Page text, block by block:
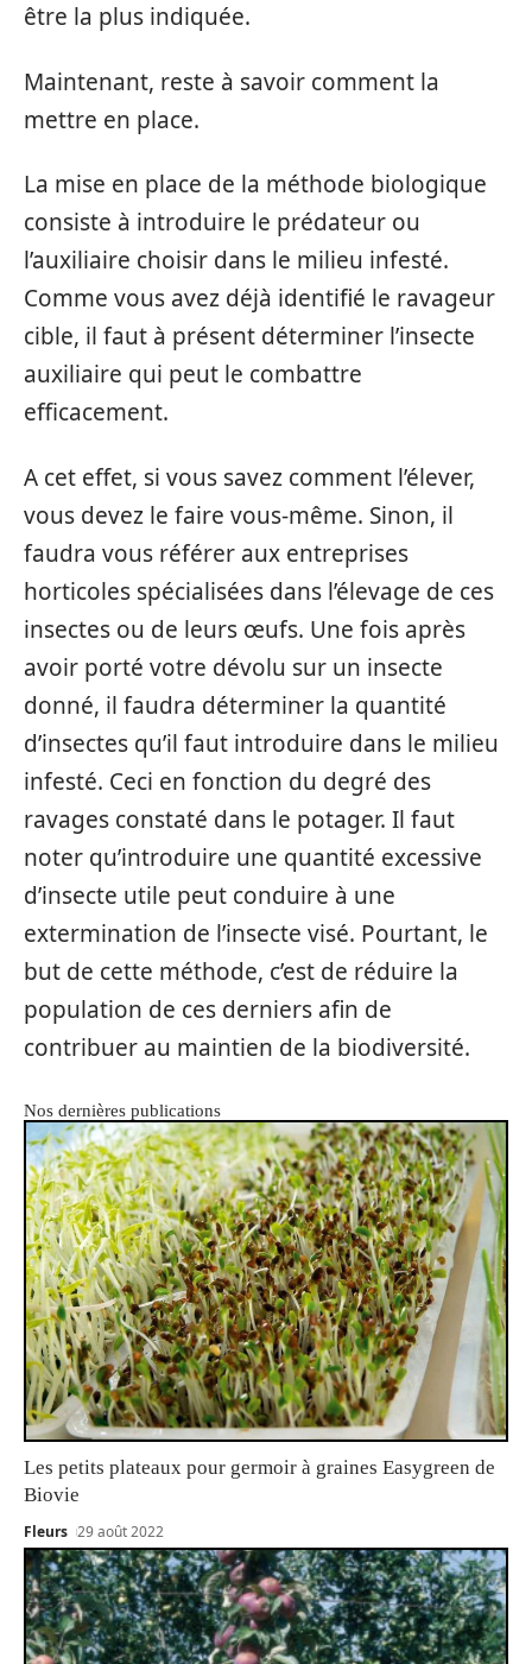
être la plus indiquée.
Maintenant, reste à savoir comment la
mettre en place.
La mise en place de la méthode biologique
consiste à introduire le prédateur ou
l’auxiliaire choisir dans le milieu infesté.
Comme vous avez déjà identifié le ravageur
cible, il faut à présent déterminer l’insecte
auxiliaire qui peut le combattre
efficacement.
A cet effet, si vous savez comment l’élever,
vous devez le faire vous-même. Sinon, il
faudra vous référer aux entreprises
horticoles spécialisées dans l’élevage de ces
insectes ou de leurs œufs. Une fois après
avoir porté votre dévolu sur un insecte
donné, il faudra déterminer la quantité
d’insectes qu’il faut introduire dans le milieu
infesté. Ceci en fonction du degré des
ravages constaté dans le potager. Il faut
noter qu’introduire une quantité excessive
d’insecte utile peut conduire à une
extermination de l’insecte visé. Pourtant, le
but de cette méthode, c’est de réduire la
population de ces derniers afin de
contribuer au maintien de la biodiversité.
Nos dernières publications
Les petits plateaux pour germoir à graines Easygreen de
Biovie
Fleurs 29 août 2022